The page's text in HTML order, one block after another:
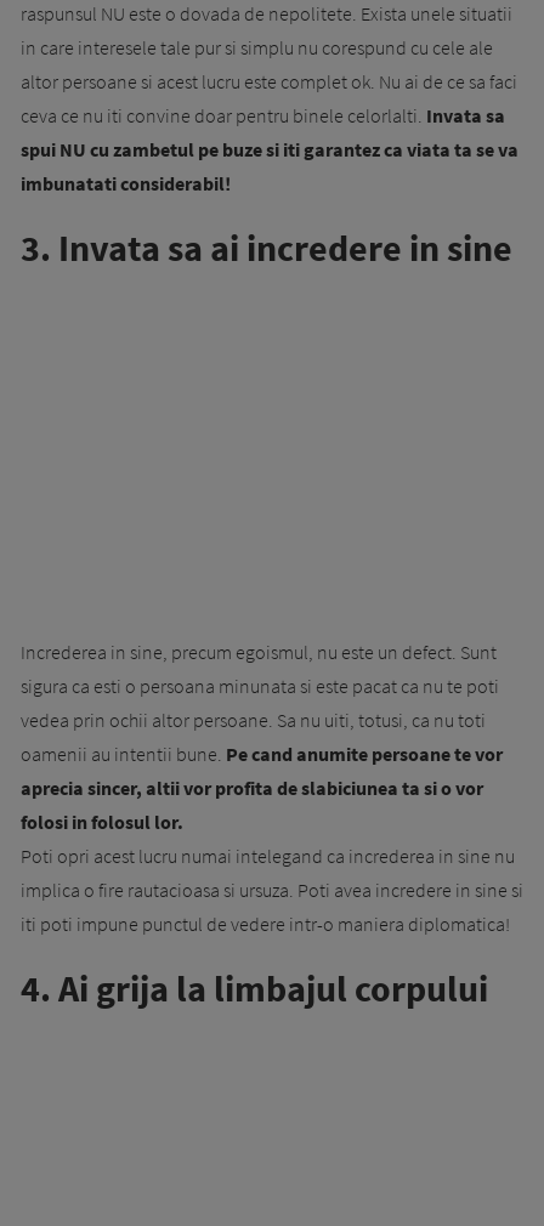
raspunsul NU este o dovada de nepolitete. Exista unele situatii
in care interesele tale pur si simplu nu corespund cu cele ale
altor persoane si acest lucru este complet ok. Nu ai de ce sa faci
ceva ce nu iti convine doar pentru binele celorlalti. Invata sa
spui NU cu zambetul pe buze si iti garantez ca viata ta se va
imbunatati considerabil!
3. Invata sa ai incredere in sine
Increderea in sine, precum egoismul, nu este un defect. Sunt
sigura ca esti o persoana minunata si este pacat ca nu te poti
vedea prin ochii altor persoane. Sa nu uiti, totusi, ca nu toti
oamenii au intentii bune. Pe cand anumite persoane te vor
aprecia sincer, altii vor profita de slabiciunea ta si o vor
folosi in folosul lor.
Poti opri acest lucru numai intelegand ca increderea in sine nu
implica o fire rautacioasa si ursuza. Poti avea incredere in sine si
iti poti impune punctul de vedere intr-o maniera diplomatica!
4. Ai grija la limbajul corpului